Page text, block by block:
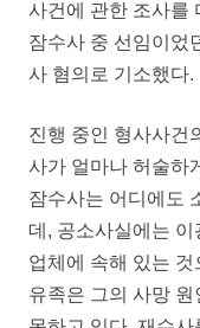
사건에 관한 조사를
잠수사 중 선임이었
사 혐의로 기소했다.
진행 중인 형사사건
사가 얼마나 허술하
잠수사는 어디에도
데, 공소사실에는
업체에 속해 있는
유족은 그의 사망 원